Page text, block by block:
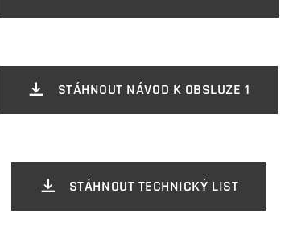
STÁHNOUT NÁVOD K OBSLUZE 1
STÁHNOUT TECHNICKÝ LIST